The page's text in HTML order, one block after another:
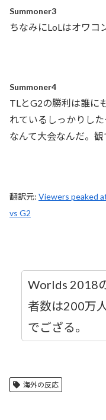
Summoner3
ちなみにLoLはオワコ
Summoner4
TLとG2の勝利は誰に
れているしっかりした
なんて大会なんだ。観
翻訳元: Viewers peaked
vs G2
Worlds 2018
者数は200万
でござる。
海外の反応